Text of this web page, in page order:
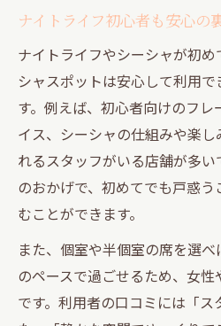
ナイトライフ初心者も安心の
ナイトライフやシーシャが初
シャスポットは安心して利用
す。例えば、初心者向けのフ
イス、シーシャの仕組みや楽し
れるスタッフがいる店舗が多
のおかげで、初めてでも戸惑
むことができます。
また、個室や半個室の席を選
のペースで過ごせるため、女
です。利用者の口コミには「